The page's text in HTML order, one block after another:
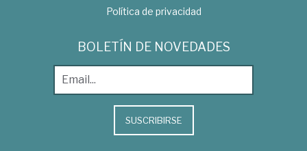
Política de privacidad
BOLETÍN DE NOVEDADES
SUSCRIBIRSE